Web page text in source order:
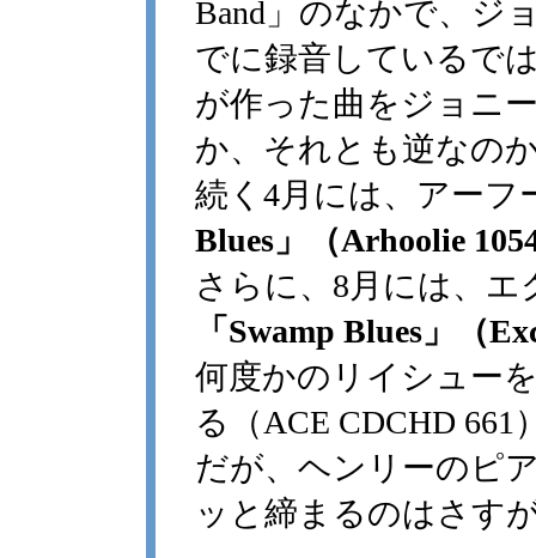
Band」のなかで、ジ
でに録音しているで
が作った曲をジョニ
か、それとも逆なの
続く4月には、アーフ
Blues」（Arhoolie
さらに、8月には、
「Swamp Blues」（
何度かのリイシュー
る（ACE CDCHD
だが、ヘンリーのピ
ッと締まるのはさす